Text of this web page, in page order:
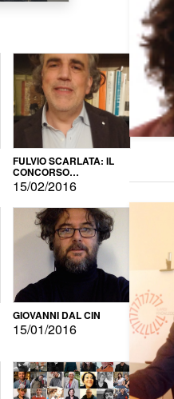
FULVIO SCARLATA: IL
CONCORSO
LETTERARIO
15/02/2016
GIOVANNI DAL CIN
15/01/2016